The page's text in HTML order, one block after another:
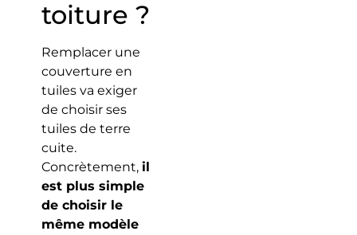
toiture ?
Remplacer une
couverture en
tuiles va exiger
de choisir ses
tuiles de terre
cuite.
Concrètement, il
est plus simple
de choisir le
même modèle